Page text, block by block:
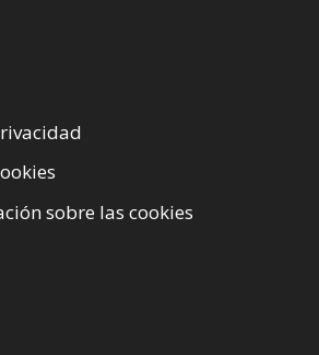
sobre las cookies